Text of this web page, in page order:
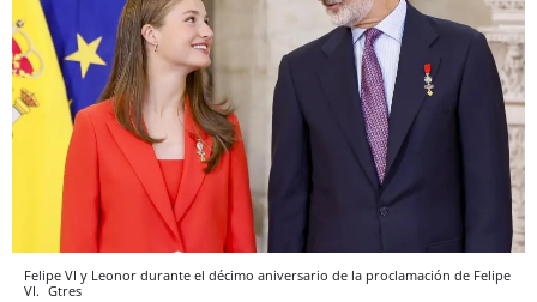
Felipe VI y Leonor durante el décimo aniversario de la proclamación de Felipe
VI. Gtres